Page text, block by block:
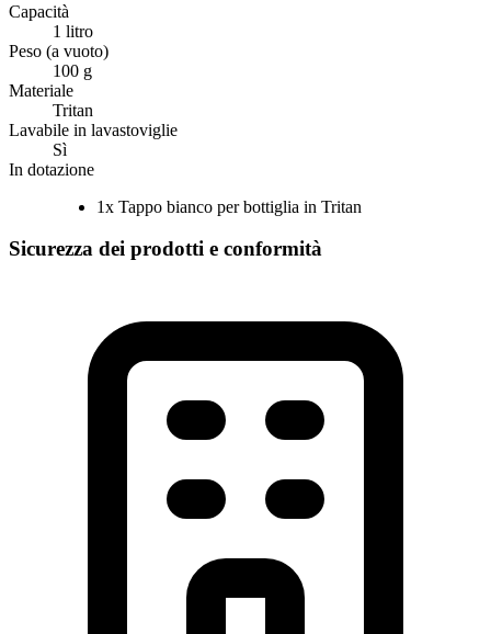
Capacità
1 litro
Peso (a vuoto)
100 g
Materiale
Tritan
Lavabile in lavastoviglie
Sì
In dotazione
1x Tappo bianco per bottiglia in Tritan
Sicurezza dei prodotti e conformità